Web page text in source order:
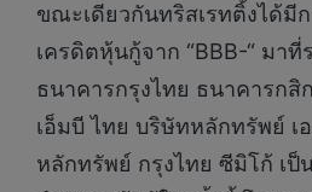
ขณะเดียวกันทริสเรทติ้งได้มี
เครดิตหุ้นกู้จาก “BBB-“ มาที่
ธนาคารกรุงไทย ธนาคารกสิ
เอ็มบี ไทย บริษัทหลักทรัพย์ เ
หลักทรัพย์ กรุงไทย ซีมิโก้ เป็